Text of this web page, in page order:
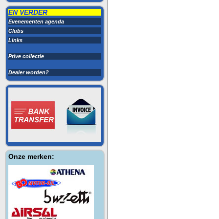
EN VERDER
Evenementen agenda
Clubs
Links
Prive collectie
Dealer worden?
Onze merken: